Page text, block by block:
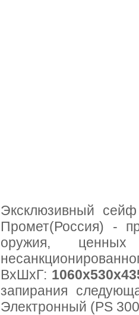
Эксклюзивный
Промет(Россия) -
оружия,
ВхШхГ:
запирания
Электронный (PS